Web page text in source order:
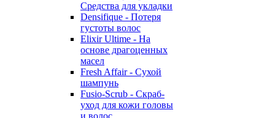
Средства для укладки
Densifique - Потеря
густоты волос
Elixir Ultime - На
основе драгоценных
масел
Fresh Affair - Сухой
шампунь
Fusio-Scrub - Скраб-
уход для кожи головы
и волос